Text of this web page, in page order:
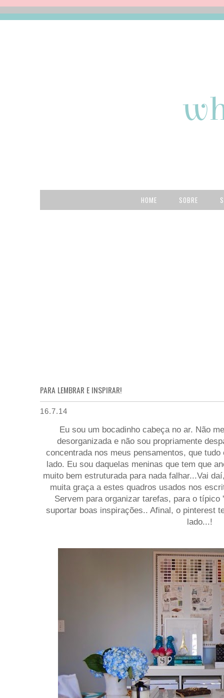
HOME SOBRE
PARA LEMBRAR E INSPIRAR!
16.7.14
Eu sou um bocadinho cabeça no ar. Não
desorganizada e não sou propriamente
concentrada nos meus pensamentos, que
lado. Eu sou daquelas meninas que tem que
muito bem estruturada para nada falhar...Vai
muita graça a estes quadros usados nos
Servem para organizar tarefas, para o típico '
suportar boas inspirações.. Afinal, o pinterest
lado...!